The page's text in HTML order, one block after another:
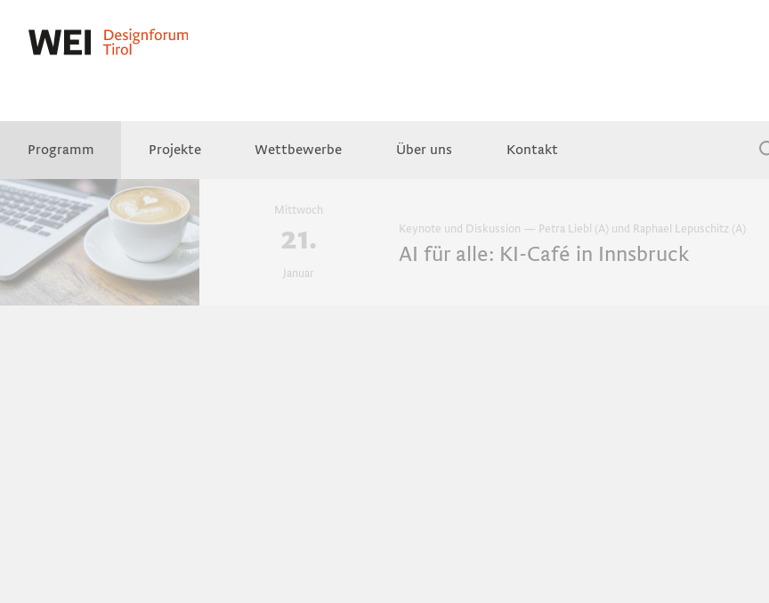
Programm Projekte Wettbewerbe Über uns Kontakt
Presse Empfehlungen Videos
Mittwoch
21.
Januar
Keynote und Diskussion — Petra Liebl (A) und Raphael Lepuschitz (A)
AI für alle: KI-Café in Innsbruck